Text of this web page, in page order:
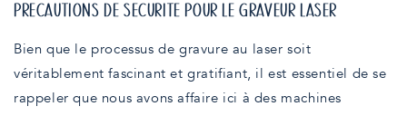
PRÉCAUTIONS DE SÉCURITÉ POUR LE GRAVEUR LASER
Bien que le processus de gravure au laser soit
véritablement fascinant et gratifiant, il est essentiel de se
rappeler que nous avons affaire ici à des machines